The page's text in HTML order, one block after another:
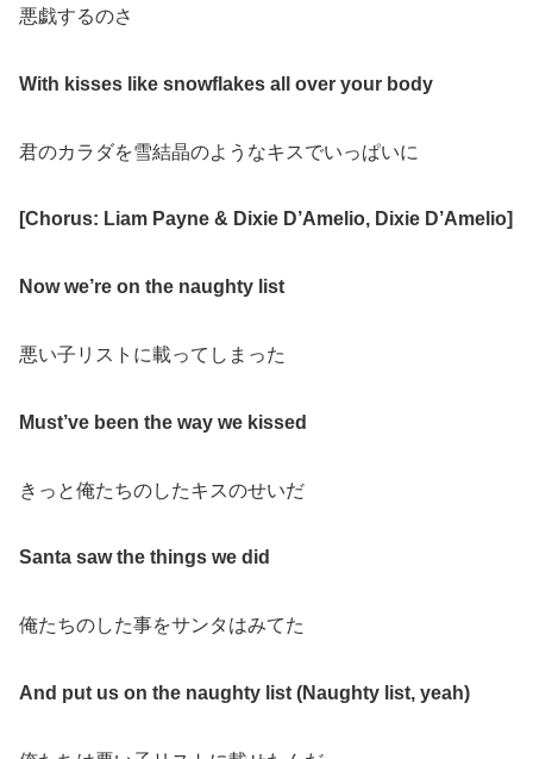
悪戯するのさ
With kisses like snowflakes all over your body
君のカラダを雪結晶のようなキスでいっぱいに
[Chorus: Liam Payne & Dixie D’Amelio, Dixie D’Amelio]
Now we’re on the naughty list
悪い子リストに載ってしまった
Must’ve been the way we kissed
きっと俺たちのしたキスのせいだ
Santa saw the things we did
俺たちのした事をサンタはみてた
And put us on the naughty list (Naughty list, yeah)